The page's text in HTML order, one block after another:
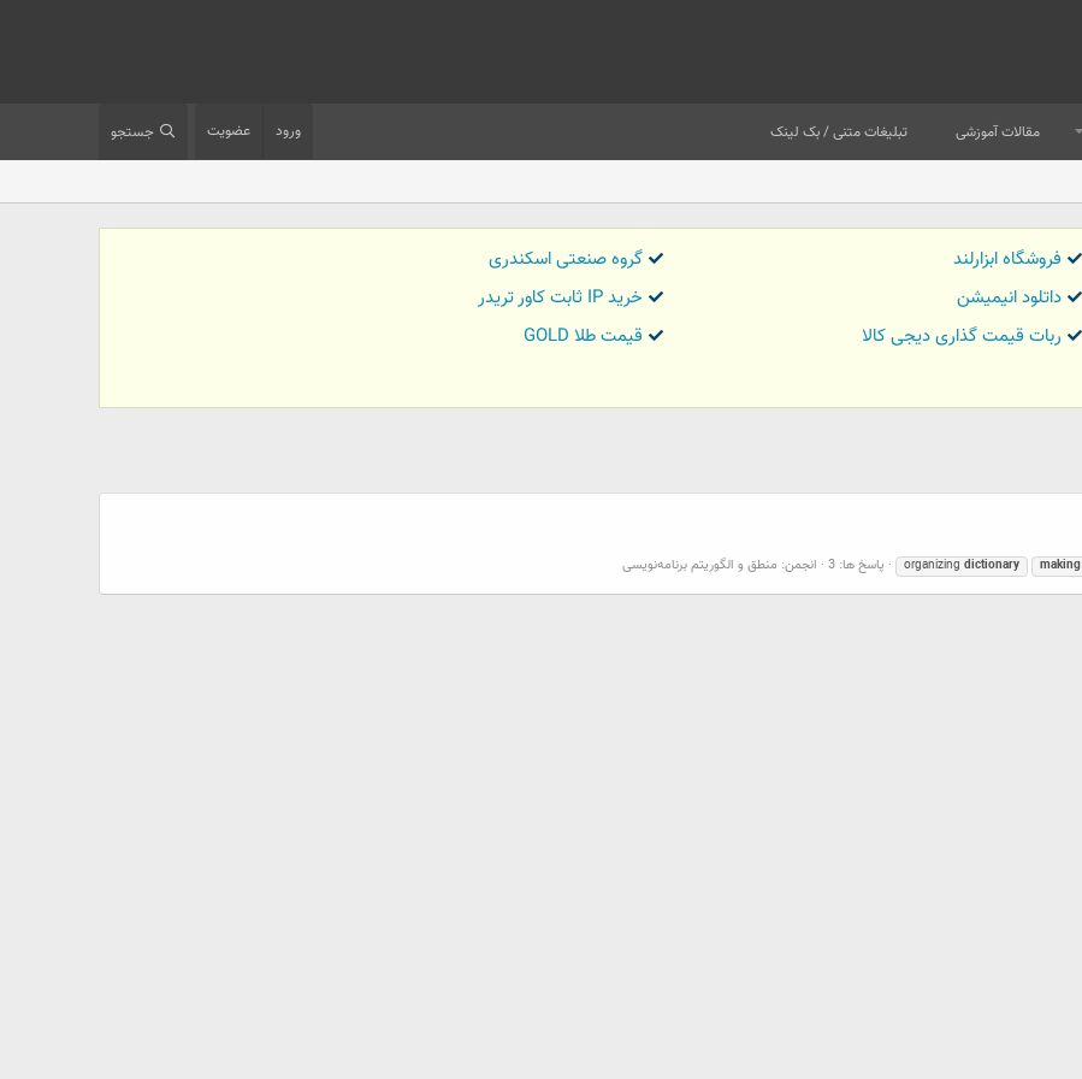
مقالات آموزشی تبلیغات متنی / بک لینک ورود عضویت جستجو
فروشگاه ابزارلند
گروه صنعتی اسکندری
داتلود انیمیشن
خرید IP ثابت کاور تریدر
ربات قیمت گذاری دیجی کالا
قیمت طلا GOLD
making
organizing dictionary پاسخ ها: 3 انجمن: منطق و الگوریتم برنامه‌نویسی